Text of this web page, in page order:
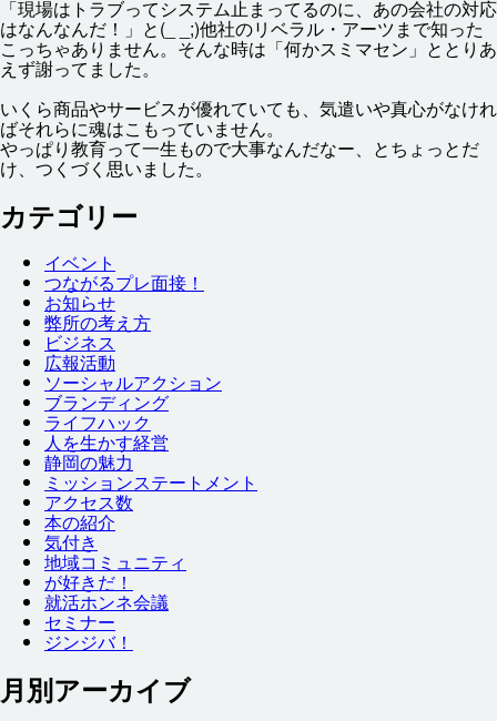
「現場はトラブってシステム止まってるのに、あの会社の対応
はなんなんだ！」と(_ _;)他社のリベラル・アーツまで知った
こっちゃありません。そんな時は「何かスミマセン」ととりあ
えず謝ってました。
いくら商品やサービスが優れていても、 気遣いや真心がなけれ
ばそれらに魂はこもっていません。
やっぱり教育って一生もので大事なんだなー、とちょっとだ
け、つくづく 思いました。
カテゴリー
イベント
つながるプレ面接 ！
お知らせ
弊所の考え 方
ビジネス
広報活動
ソーシャルアクション
ブランディング
ライフハック
人を生かす経営
静岡の魅力
ミッションステートメント
アクセス数
本の紹介
気付き
地域コミュニティ
が好きだ！
就活ホンネ会議
セミナー
ジンジバ！
月別アーカイブ